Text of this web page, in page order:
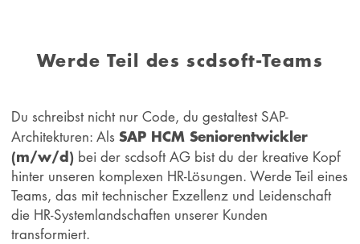
Werde Teil des scdsoft-Teams
Du schreibst nicht nur Code, du gestaltest SAP-
Architekturen: AlsSAP HCM Seniorentwickler
(m/w/d) bei der scdsoft AG bist du der kreative Kopf
hinter unseren komplexen HR-Lösungen. Werde Teil eines
Teams, das mit technischer Exzellenz und Leidenschaft
die HR-Systemlandschaften unserer Kunden
transformiert.